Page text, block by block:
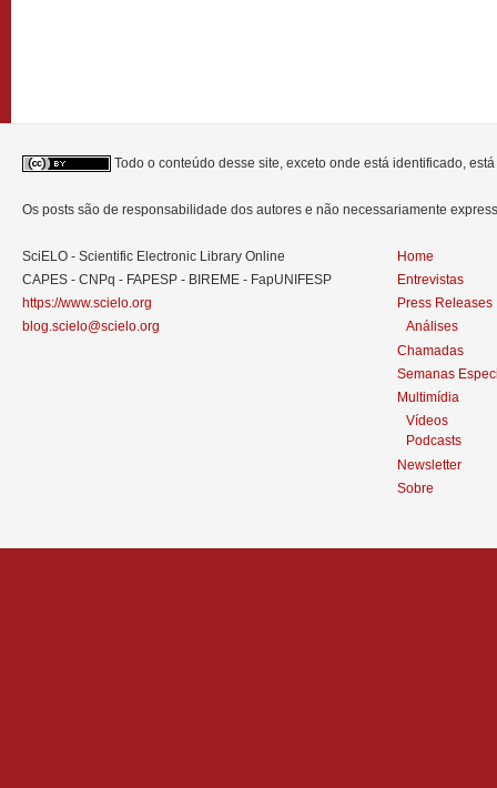
Todo o conteúdo desse site, exceto onde está identificado,
Os posts são de responsabilidade dos autores e não necessariamente
SciELO - Scientific Electronic Library Online
CAPES - CNPq - FAPESP - BIREME - FapUNIFESP
https://www.scielo.org
blog.scielo@scielo.org
Home
Entrevistas
Press Releases
Análises
Chamadas
Semanas
Multimídia
Vídeos
Podcasts
Newsletter
Sobre